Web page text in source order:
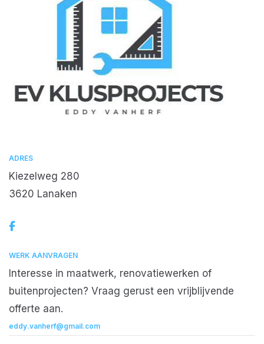
ADRES
Kiezelweg 280
3620 Lanaken
WERK AANVRAGEN
Interesse in maatwerk, renovatiewerken of
buitenprojecten? Vraag gerust een vrijblijvende
offerte aan.
eddy.vanherf@gmail.com